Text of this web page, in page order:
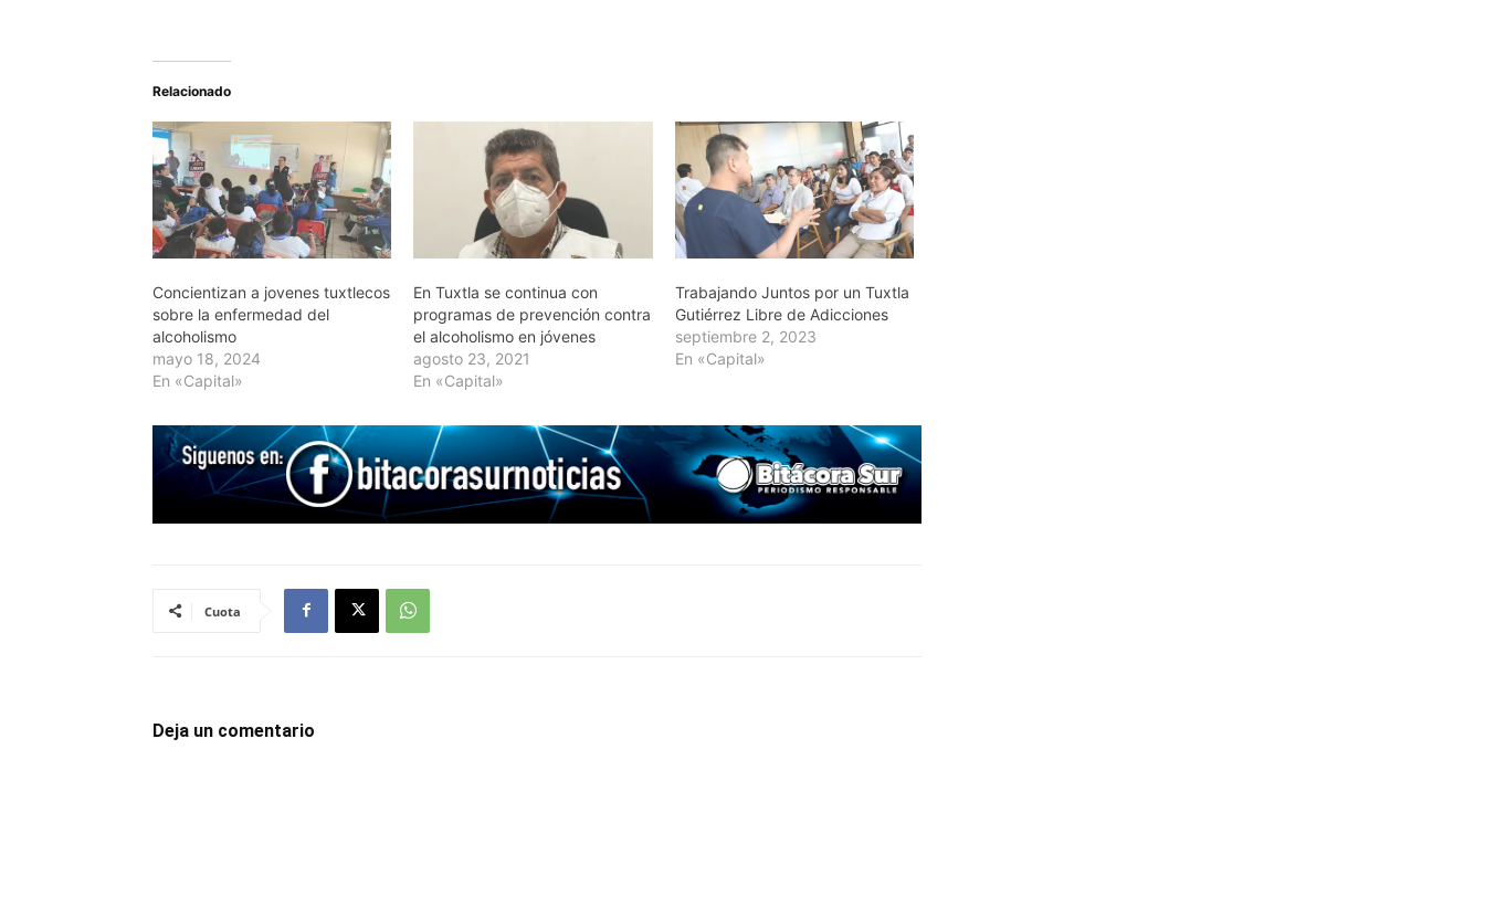
Relacionado
Concientizan a jovenes tuxtlecos
sobre la enfermedad del
alcoholismo
mayo 18, 2024
En «Capital»
En Tuxtla se continua con
programas de prevención contra
el alcoholismo en jóvenes
agosto 23, 2021
En «Capital»
Trabajando Juntos por un Tuxtla
Gutiérrez Libre de Adicciones
septiembre 2, 2023
En «Capital»
Cuota
Deja un comentario